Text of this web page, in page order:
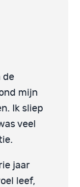
de
mijn
Ik sliep
veel
jaar
leef,